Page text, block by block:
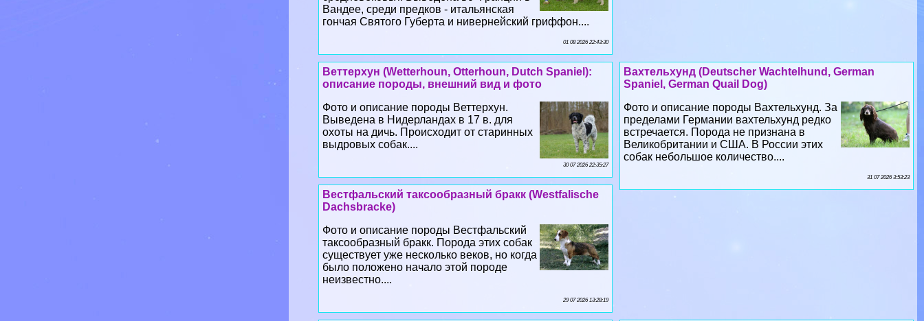
Вандее, среди предков - итальянская
гончая Святого Губерта и нивернейский гриффон....
01 08 2026 22:43:30
Вахтельхунд (Deutscher Wachtelhund, German
Spaniel, German Quail Dog)
Фото и описание породы Вахтельхунд. За
пределами Германии вахтельхунд редко
встречается. Порода не признана в
Великобритании и США. В России этих
собак небольшое количество....
31 07 2026 3:53:23
Веттерхун (Wetterhoun, Otterhoun, Dutch Spaniel):
описание породы, внешний вид и фото
Фото и описание породы Веттерхун.
Выведена в Нидерландах в 17 в. для
охоты на дичь. Происходит от старинных
выдровых собак....
30 07 2026 22:35:27
Вестфальский таксообразный бpaкк (Westfalische
Dachsbracke)
Фото и описание породы Вестфальский
таксообразный бpaкк. Порода этих собак
существует уже несколько веков, но когда
было положено начало этой породе
неизвестно....
29 07 2026 13:28:19